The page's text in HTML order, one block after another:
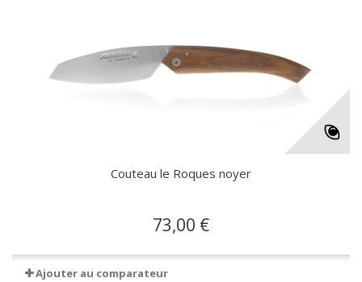
Couteau le Roques noyer
73,00 €
Ajouter au comparateur